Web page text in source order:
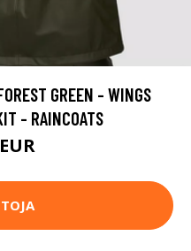
GREEN - WINGS
- RAINCOATS